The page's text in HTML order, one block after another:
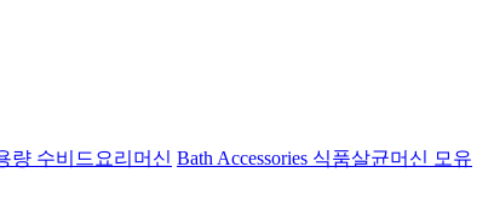
량 수비드요리머신 Bath Accessories 식품살균머신 모유